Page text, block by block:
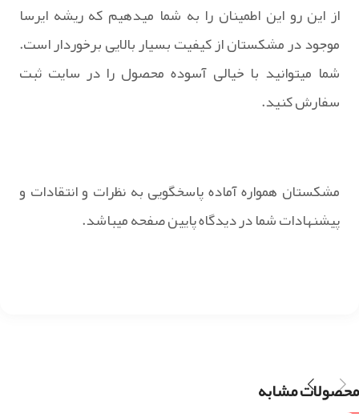
از این رو این اطمینان را به شما میدهیم که ریشه ایرسا
موجود در مشکستان از کیفیت بسیار بالایی برخوردار است.
شما میتوانید با خیالی آسوده محصول را در سایت ثبت
سفارش کنید.
مشکستان همواره آماده پاسخگویی به نظرات و انتقادات و
پیشنهادات شما در دیدگاه پایین صفحه میباشد.
محصولات مشابه